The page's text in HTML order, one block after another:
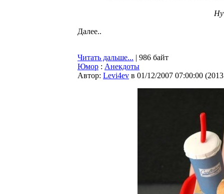
Далее..
Читать дальше... | 986 байт
Юмор : Анекдоты
Автор: Levi4ev в 01/12/2007 07:00:00 (